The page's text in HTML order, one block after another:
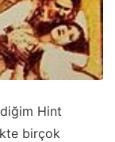
Hint
birçok